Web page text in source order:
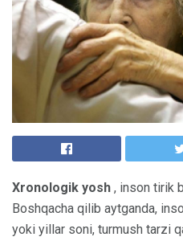
Xronologik yosh , inson tirik
Boshqacha qilib aytganda,
yoki yillar soni, turmush tarzi